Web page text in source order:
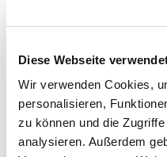
Diese Webseite
Wir verwenden Cookies,
personalisieren,
zu können und die
analysieren. Außerdem